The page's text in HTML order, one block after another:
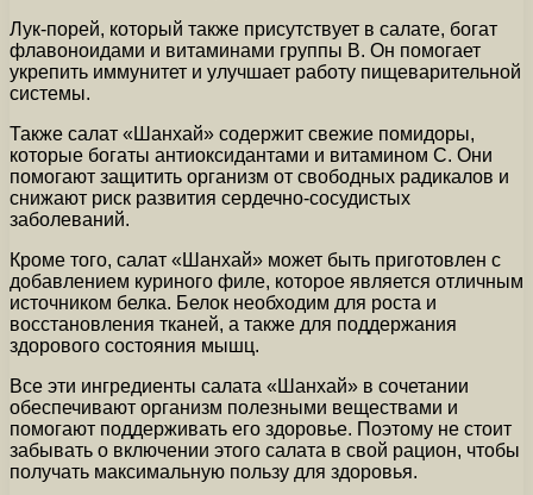
Лук-порей, который также присутствует в салате, богат
флавоноидами и витаминами группы В. Он помогает
укрепить иммунитет и улучшает работу пищеварительной
системы.
Также салат «Шанхай» содержит свежие помидоры,
которые богаты антиоксидантами и витамином С. Они
помогают защитить организм от свободных радикалов и
снижают риск развития сердечно-сосудистых
заболеваний.
Кроме того, салат «Шанхай» может быть приготовлен с
добавлением куриного филе, которое является отличным
источником белка. Белок необходим для роста и
восстановления тканей, а также для поддержания
здорового состояния мышц.
Все эти ингредиенты салата «Шанхай» в сочетании
обеспечивают организм полезными веществами и
помогают поддерживать его здоровье. Поэтому не стоит
забывать о включении этого салата в свой рацион, чтобы
получать максимальную пользу для здоровья.